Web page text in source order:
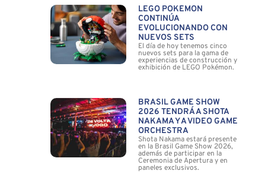
LEGO POKÉMON
CONTINÚA
EVOLUCIONANDO CON
NUEVOS SETS
El día de hoy tenemos cinco
nuevos sets para la gama de
experiencias de construcción y
exhibición de LEGO Pokémon.
BRASIL GAME SHOW
2026 TENDRÁ A SHOTA
NAKAMA Y A VIDEO GAME
ORCHESTRA
Shota Nakama estará presente
en la Brasil Game Show 2026,
además de participar en la
Ceremonia de Apertura y en
paneles exclusivos.